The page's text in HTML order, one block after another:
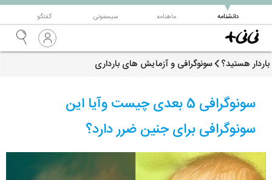
دانشنامه
▼ ماهنامه سیسمونی گفتگو
باردار هستید؟ سونوگرافی و آزمایش های بارداری
سونوگرافی 5 بعدی چیست وآیا این
سونوگرافی برای جنین ضرر دارد؟